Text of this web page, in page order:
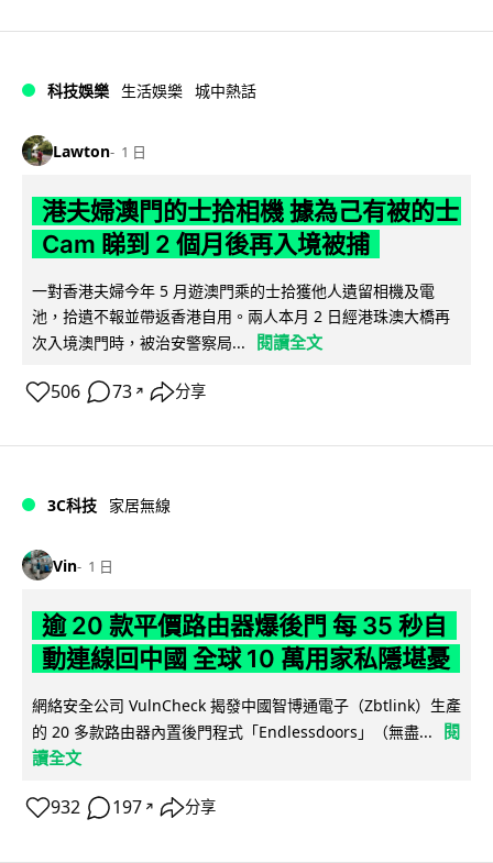
科技娛樂 生活娛樂 城中熱話
Lawton 1 日
港夫婦澳門的士拾相機 據為己有被的士
Cam 睇到 2 個月後再入境被捕
一對香港夫婦今年 5 月遊澳門乘的士拾獲他人遺留相機及電
池，拾遺不報並帶返香港自用。兩人本月 2 日經港珠澳大橋再
次入境澳門時，被治安警察局...
閱讀全文
506 73 ↗ 分享
3C科技 家居無線
Vin 1 日
逾 20 款平價路由器爆後門 每 35 秒自
動連線回中國 全球 10 萬用家私隱堪憂
網絡安全公司 VulnCheck 揭發中國智博通電子（Zbtlink）生產
的 20 多款路由器內置後門程式「Endlessdoors」（無盡...
閱
讀全文
932 197 ↗ 分享